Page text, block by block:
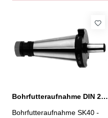
Bohrfutteraufnahme DIN 2080, SK 40 Kegel B16
Bohrfutteraufnahme SK40 -